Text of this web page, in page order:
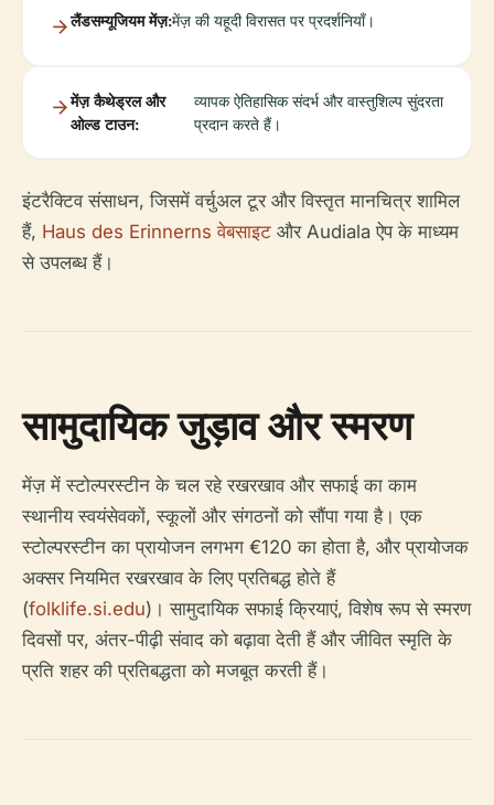
लैंडसम्यूजियम मेंज़:मेंज़ की यहूदी विरासत पर प्रदर्शनियाँ।
मेंज़ कैथेड्रल और
ओल्ड टाउन:
व्यापक ऐतिहासिक संदर्भ और वास्तुशिल्प सुंदरता
प्रदान करते हैं।
इंटरैक्टिव संसाधन, जिसमें वर्चुअल टूर और विस्तृत मानचित्र शामिल
हैं, Haus des Erinnerns वेबसाइट और Audiala ऐप के माध्यम
से उपलब्ध हैं।
सामुदायिक जुड़ाव और स्मरण
मेंज़ में स्टोल्परस्टीन के चल रहे रखरखाव और सफाई का काम
स्थानीय स्वयंसेवकों, स्कूलों और संगठनों को सौंपा गया है। एक
स्टोल्परस्टीन का प्रायोजन लगभग €120 का होता है, और प्रायोजक
अक्सर नियमित रखरखाव के लिए प्रतिबद्ध होते हैं
(folklife.si.edu)। सामुदायिक सफाई क्रियाएं, विशेष रूप से स्मरण
दिवसों पर, अंतर-पीढ़ी संवाद को बढ़ावा देती हैं और जीवित स्मृति के
प्रति शहर की प्रतिबद्धता को मजबूत करती हैं।